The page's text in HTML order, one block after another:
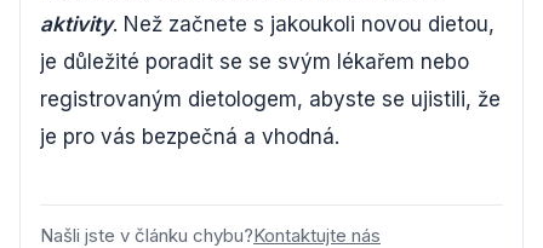
aktivity. Než začnete s jakoukoli novou dietou,
je důležité poradit se se svým lékařem nebo
registrovaným dietologem, abyste se ujistili, že
je pro vás bezpečná a vhodná.
Našli jste v článku chybu?Kontaktujte nás